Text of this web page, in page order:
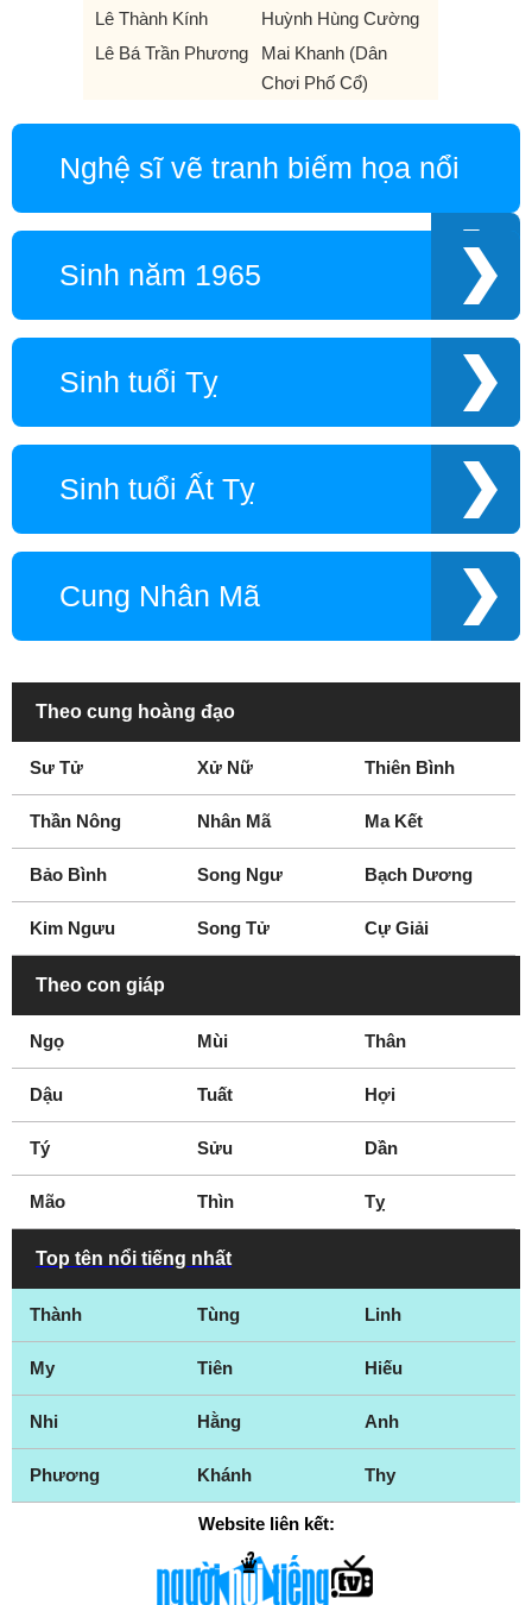
Lê Thành Kính
Huỳnh Hùng Cường
Lê Bá Trần Phương
Mai Khanh (Dân
Chơi Phố Cổ)
Nghệ sĩ vẽ tranh biếm họa nổi
tiếng
Sinh năm 1965
Sinh tuổi Tỵ
Sinh tuổi Ất Tỵ
Cung Nhân Mã
Theo cung hoàng đạo
Sư Tử Xử Nữ Thiên Bình
Thần Nông Nhân Mã Ma Kết
Bảo Bình Song Ngư Bạch Dương
Kim Ngưu Song Tử Cự Giải
Theo con giáp
Ngọ Mùi Thân
Dậu Tuất Hợi
Tý Sửu Dần
Mão Thìn Tỵ
Top tên nổi tiếng nhất
Thành Tùng Linh
My Tiên Hiếu
Nhi Hằng Anh
Phương Khánh Thy
Website liên kết: